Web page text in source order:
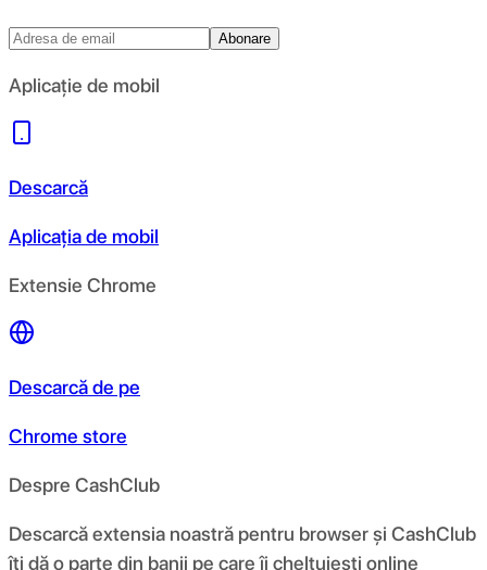
Abonare
Aplicație de mobil
Descarcă
Aplicația de mobil
Extensie Chrome
Descarcă de pe
Chrome store
Despre CashClub
Descarcă extensia noastră pentru browser și CashClub
îți dă o parte din banii pe care îi cheltuiești online